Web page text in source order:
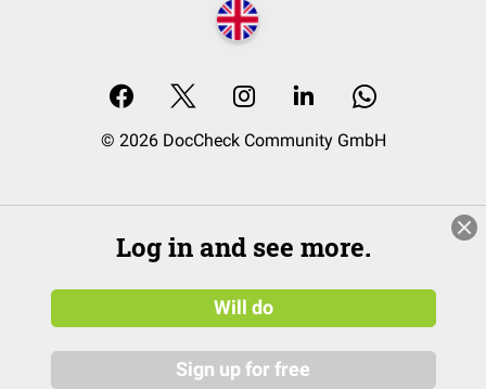
© 2026 DocCheck Community GmbH
Log in and see more.
Will do
Sign up for free